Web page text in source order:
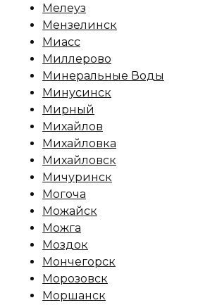
Мелеуз
Мензелинск
Миасс
Миллерово
Минеральные Воды
Минусинск
Мирный
Михайлов
Михайловка
Михайловск
Мичуринск
Могоча
Можайск
Можга
Моздок
Мончегорск
Морозовск
Моршанск